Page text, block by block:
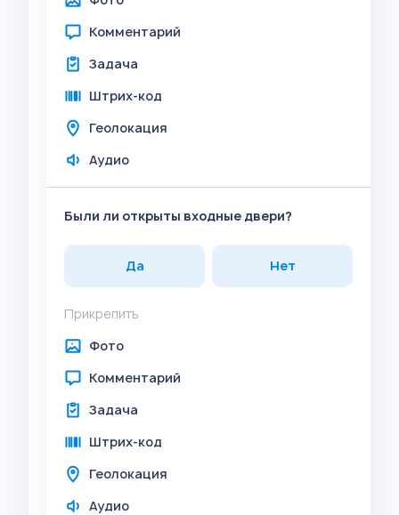
Комментарий
Задача
Штрих-код
Геолокация
Аудио
Были ли открыты входные двери?
Да Нет
Прикрепить
Фото
Комментарий
Задача
Штрих-код
Геолокация
Аудио